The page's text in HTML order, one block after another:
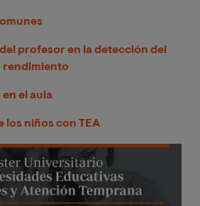
profesor en la detección del
rendimiento
el aula
los niños con TEA